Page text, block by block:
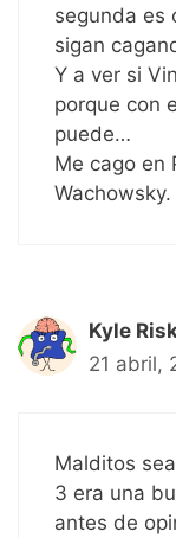
segunda es
sigan
Y a ver si
porque con
puede…
Me cago en
Wachowsky.
Kyle
21 abril,
Malditos
3 era una
antes de